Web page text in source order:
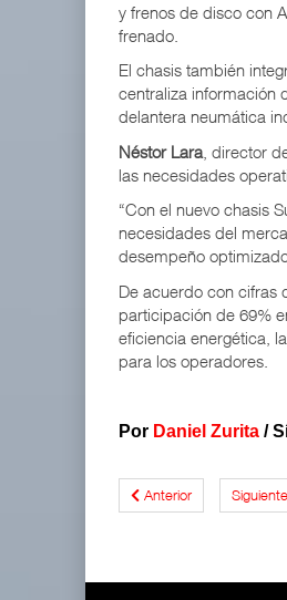
y frenos de disco con
frenado.
El chasis también
centraliza información
delantera neumática
Néstor Lara, director
las necesidades
“Con el nuevo chasis
necesidades del
desempeño
De acuerdo con cifras
participación de 69%
eficiencia energética,
para los operadores.
Por Daniel Zurita /
Anterior Siguiente